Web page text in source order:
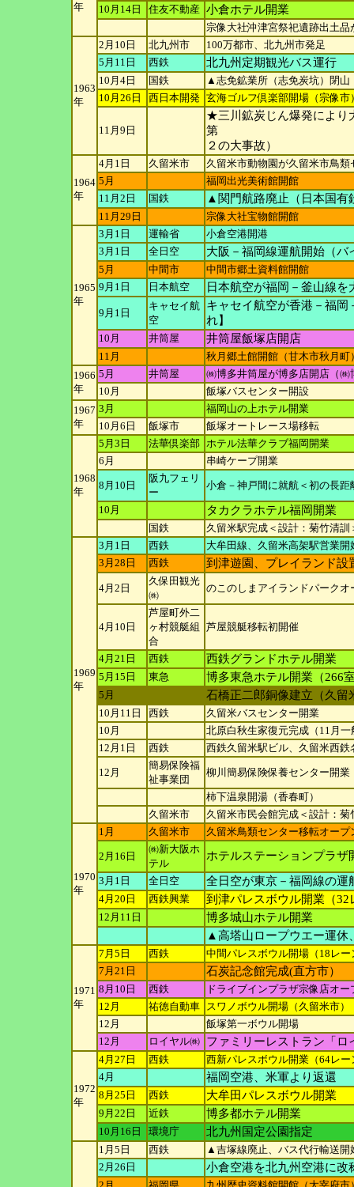
年
10月14日 住友不動産 小倉ホテル開業
宗像大社沖津宮祭祀遺跡出土
1963
年
2月10日 北九州市
100万都市、北九州市発足
5月11日
西鉄 北九州定期観光バス運行
10月4日 国鉄
▲志免鉱業所（志免炭坑）閉山
10月26日
西日本開発 玄海ゴルフ倶楽部開場（宗像市
11月9日
★三川鉱炭じん爆発により
第
２の大事故）
1964
年
4月1日 久留米市
久留米市動物園が久留米市鳥類
5月
福岡出光美術館開館
11月2日
国鉄 ▲関門航路廃止（日本国有
11月29日 宗像大社宝物館開館
1965
年
3月1日 運輸省
小倉空港開港
3月1日
全日空 大阪－福岡線運航開始（バ
5月 中間市
中間市郷土資料館開館
9月1日
日本航空 日本航空が福岡－釜山線
9月1日
キャセイ航
空
キャセイ航空が香港－福
れ】
10月 井筒屋 井筒屋飯塚店開店
11月
秋月郷土館開館（甘木市秋月町
1966
年
5月 井筒屋
㈱博多井筒屋が博多店開店（
10月
飯塚バスセンター開設
1967
年
3月
福岡山の上ホテル開業
10月6日
飯塚市 飯塚オートレース場移転
1968
年
5月3日 法華倶楽部 ホテル法華クラブ福岡開業
6月
串崎ケープ開業
8月10日
阪九フェリ
ー
小倉－神戸間に就航＜初の長距
10月 タカクラホテル福岡開業
国鉄 久留米駅完成＜設計：菊竹清訓
1969
年
3月1日 西鉄
大牟田線、久留米高架駅営業開
3月28日
西鉄 到津遊園、プレイランド設
4月2日
久保田観光
㈱
のこのしまアイランドパークオ
4月10日
芦屋町外二
ヶ村競艇組
合
芦屋競艇移転初開催
4月21日 西鉄 西鉄グランドホテル開業
5月15日 東急 博多東急ホテル開業（266
5月 石橋正二郎銅像建立（久留
10月11日 西鉄
久留米バスセンター開業
10月
北原白秋生家復元完成（11月
12月1日
西鉄 西鉄久留米駅ビル、久留米西鉄
12月
簡易保険福
祉事業団
柳川簡易保険保養センター開業
柿下温泉開湯（香春町）
久留米市
久留米市民会館完成＜設計：菊
1970
年
1月 久留米市 久留米鳥類センター移転オー
2月16日
㈱新大阪ホ
テル
ホテルステーションプラザ
3月1日 全日空 全日空が東京－福岡線の運
4月20日 西鉄興業 到津パレスボウル開業（32
12月11日
博多城山ホテル開業
▲高塔山ロープウエー運休
1971
年
7月5日 西鉄
中間パレスボウル開場（18レー
7月21日
石炭記念館完成(直方市）
8月10日 西鉄
ドライブインプラザ宗像店オー
12月
祐徳自動車 スワノボウル開場（久留米市）
12月
飯塚第一ボウル開場
12月
ロイヤル㈱ ファミリーレストラン「
1972
年
4月27日 西鉄
西新パレスボウル開業（64レ
4月
福岡空港、米軍より返還
8月25日 西鉄 大牟田パレスボウル開業
9月22日 近鉄 博多都ホテル開業
10月16日 環境庁 北九州国定公園指定
1月5日 西鉄
▲吉塚線廃止、バス代行輸送開
2月26日
小倉空港を北九州空港に改